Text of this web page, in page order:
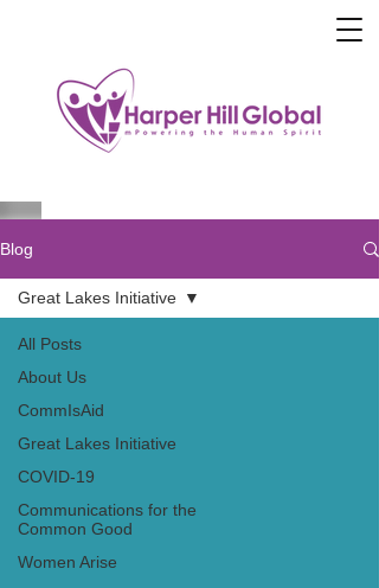
Blog
All Posts
About Us
CommIsAid
Great Lakes Initiative
COVID-19
Communications for the
Common Good
Women Arise
Great Lakes Initiative